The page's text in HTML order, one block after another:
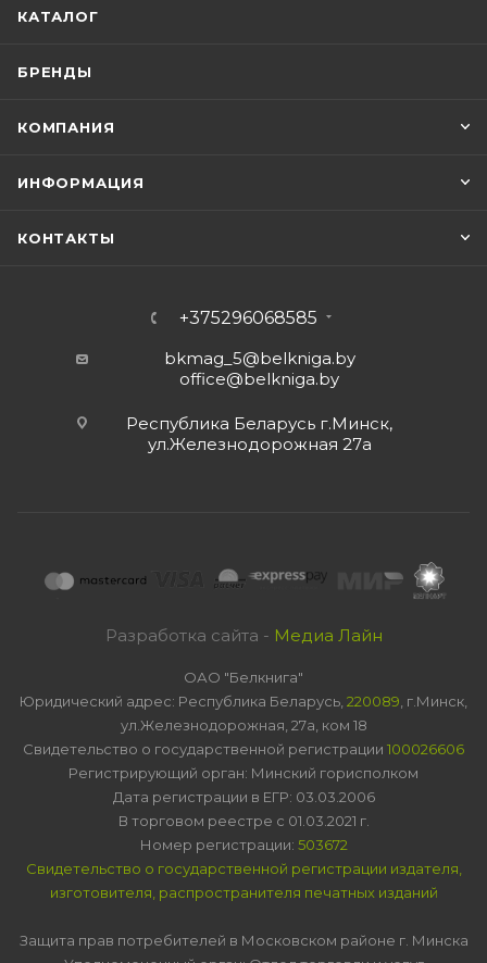
КАТАЛОГ
БРЕНДЫ
КОМПАНИЯ
ИНФОРМАЦИЯ
КОНТАКТЫ
+375296068585
bkmag_5@belkniga.by
office@belkniga.by
Республика Беларусь г.Минск,
ул.Железнодорожная 27а
Разработка сайта - Медиа Лайн
ОАО "Белкнига"
Юридический адрес: Республика Беларусь, 220089 , г.Минск,
ул.Железнодорожная, 27а, ком 18
Свидетельство о государственной регистрации 100026606
Регистрирующий орган: Минский горисполком
Дата регистрации в ЕГР: 03.03.2006
В торговом реестре с 01.03.2021 г.
Номер регистрации: 503672
Свидетельство о государственной регистрации издателя,
изготовителя, распространителя печатных изданий
Защита прав потребителей в Московском районе г. Минска